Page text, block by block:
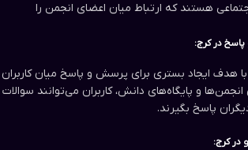
هستند که ارتباط میان اعضای انجمن را
در کرج:
هدف ایجاد بستری برای پرسش و پاسخ میان کاربران
و پایگاه‌های دانش، کاربران می‌توانند سوالات
پاسخ بگیرند.
در کرج: